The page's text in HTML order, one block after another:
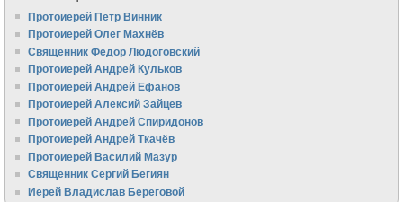
Протоиерей Пётр Винник
Протоиерей Олег Махнёв
Священник Федор Людоговский
Протоиерей Андрей Кульков
Протоиерей Андрей Ефанов
Протоиерей Алексий Зайцев
Протоиерей Андрей Спиридонов
Протоиерей Андрей Ткачёв
Протоиерей Василий Мазур
Священник Сергий Бегиян
Иерей Владислав Береговой